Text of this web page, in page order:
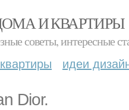
И КВАРТИРЫ
советы, интересные
идеи
Dior.